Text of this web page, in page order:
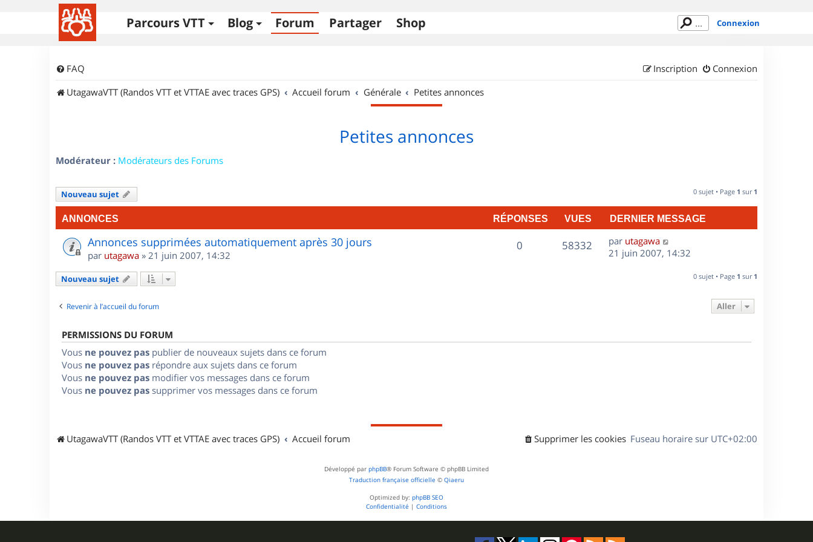
Parcours VTT Blog Forum Partager Shop Connexion
FAQ Connexion
Inscription
UtagawaVTT (Randos VTT et VTTAE avec traces GPS)
Accueil forum Générale Petites annonces
Petites annonces
Modérateur : Modérateurs des Forums
Nouveau sujet 0 sujet • Page 1 sur 1
ANNONCES RÉPONSES VUES DERNIER MESSAGE
Annonces supprimées automatiquement après 30 jours
par utagawa » 21 juin 2007, 14:32
0R
58332V
D
e
par utagawa
21 juin 2007, 14:32
Nouveau sujet 0 sujet • Page 1 sur 1
Revenir à l’accueil du forum Aller
PERMISSIONS DU FORUM
Vous ne pouvez pas publier de nouveaux sujets dans ce forum
Vous ne pouvez pas répondre aux sujets dans ce forum
Vous ne pouvez pas modifier vos messages dans ce forum
Vous ne pouvez pas supprimer vos messages dans ce forum
UtagawaVTT (Randos VTT et VTTAE avec traces GPS) Accueil forum Fuseau horaire sur UTC+02:00
Supprimer les cookies
Développé par phpBB® Forum Software © phpBB Limited
Traduction française officielle © Qiaeru
Optimized by: phpBB SEO
Confidentialité | Conditions